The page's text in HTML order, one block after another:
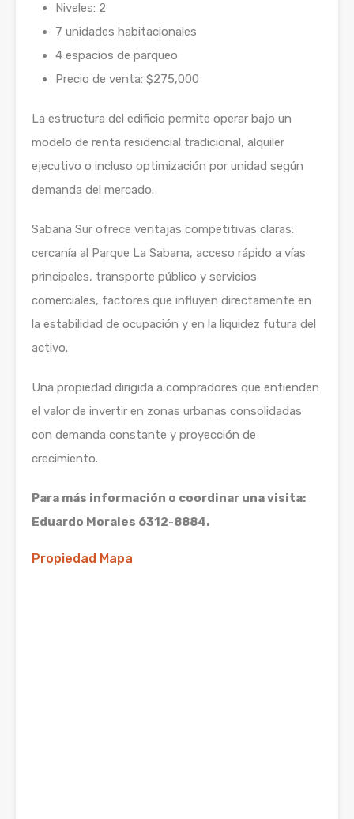
Niveles: 2
7 unidades habitacionales
4 espacios de parqueo
Precio de venta: $275,000
La estructura del edificio permite operar bajo un
modelo de renta residencial tradicional, alquiler
ejecutivo o incluso optimización por unidad según
demanda del mercado.
Sabana Sur ofrece ventajas competitivas claras:
cercanía al Parque La Sabana, acceso rápido a vías
principales, transporte público y servicios
comerciales, factores que influyen directamente en
la estabilidad de ocupación y en la liquidez futura del
activo.
Una propiedad dirigida a compradores que entienden
el valor de invertir en zonas urbanas consolidadas
con demanda constante y proyección de
crecimiento.
Para más información o coordinar una visita:
Eduardo Morales 6312-8884.
Propiedad Mapa